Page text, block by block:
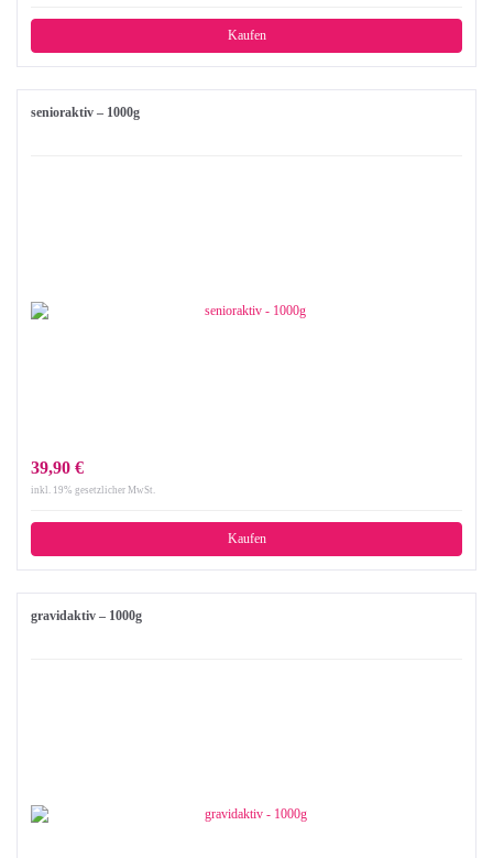
Kaufen
senioraktiv – 1000g
39,90 €
inkl. 19% gesetzlicher MwSt.
Kaufen
gravidaktiv – 1000g